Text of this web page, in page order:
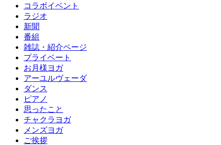
コラボイベント
ラジオ
新聞
番組
雑誌・紹介ページ
プライベート
お月様ヨガ
アーユルヴェーダ
ダンス
ピアノ
思ったこと
チャクラヨガ
メンズヨガ
ご挨拶